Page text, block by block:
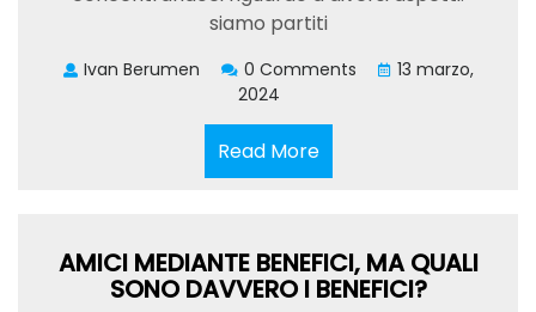
siamo partiti
Ivan Berumen 0 Comments
13 marzo,
2024
Read MoreRead
More
AMICI MEDIANTE BENEFICI, MA QUALI
SONO DAVVERO I BENEFICI?